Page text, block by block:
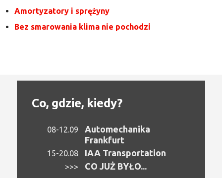
Amortyzatory i sprężyny
Bez smarowania klima nie pochodzi
Co, gdzie, kiedy?
08-12.09
Automechanika
Frankfurt
15-20.08 IAA Transportation
>>> CO JUŻ BYŁO...